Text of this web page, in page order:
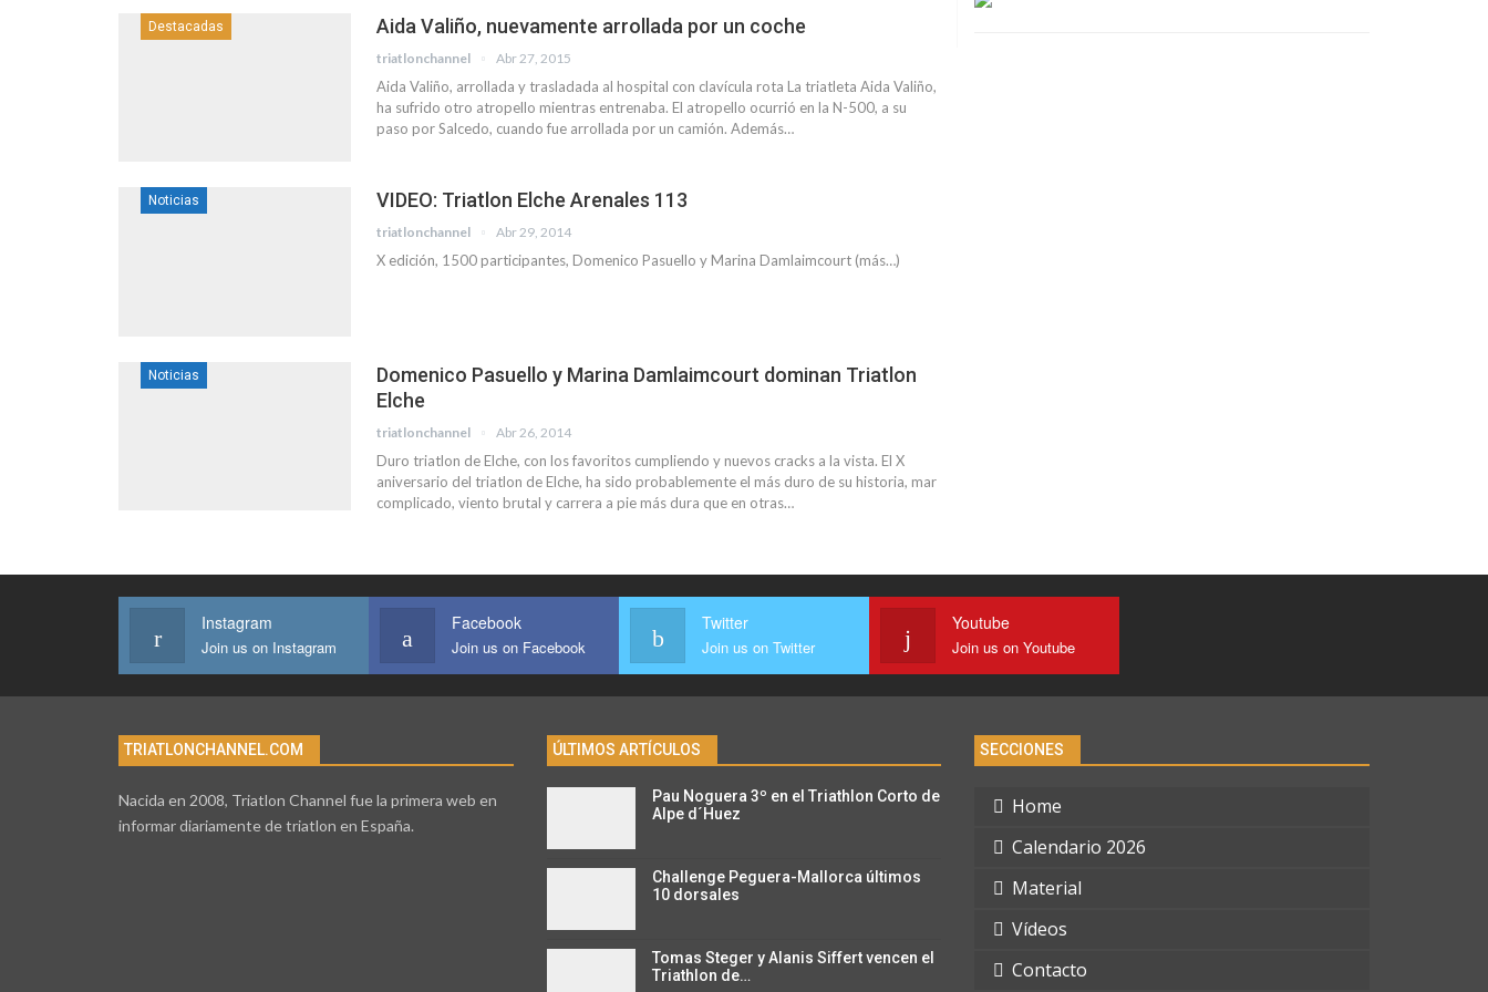
Destacadas Aida Valiño, nuevamente arrollada por un coche
triatlonchannel Abr 27, 2015
Aida Valiño, arrollada y trasladada al hospital con clavícula rota La triatleta Aida Valiño,
ha sufrido otro atropello mientras entrenaba. El atropello ocurrió en la N-500, a su
paso por Salcedo, cuando fue arrollada por un camión. Además…
Noticias VIDEO: Triatlon Elche Arenales 113
triatlonchannel Abr 29, 2014
X edición, 1500 participantes, Domenico Pasuello y Marina Damlaimcourt (más…)
Noticias
Domenico Pasuello y Marina Damlaimcourt dominan Triatlon
Elche
triatlonchannel Abr 26, 2014
Duro triatlon de Elche, con los favoritos cumpliendo y nuevos cracks a la vista. El X
aniversario del triatlon de Elche, ha sido probablemente el más duro de su historia, mar
complicado, viento brutal y carrera a pie más dura que en otras…
Instagram
Join us on Instagram
Facebook
Join us on Facebook
Twitter
Join us on Twitter
Youtube
Join us on Youtube
TRIATLONCHANNEL.COM
Nacida en 2008, Triatlon Channel fue la primera web en
informar diariamente de triatlon en España.
ÚLTIMOS ARTÍCULOS
Pau Noguera 3º en el Triathlon Corto de
Alpe d´Huez
Challenge Peguera-Mallorca últimos
10 dorsales
Tomas Steger y Alanis Siffert vencen el
Triathlon de…
SECCIONES
Home
Calendario 2026
Material
Vídeos
Contacto